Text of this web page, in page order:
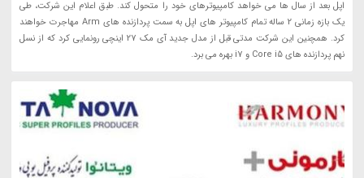
اپل بعد از سال ها می خواهد کامپیوترهای خود را متحول کند. طبق اعلام این شرکت، طی
یک بازه زمانی 2 ساله تمام کامپیوتر های اپل به سمت پردازنده های Arm مهاجرت خواهند
کرد. همچنین این شرکت مدتی قبل از مدل جدید آی مک 27 اینچی رونمایی کرد که از نسل
نهم پردازنده های Core i5 و i7 بهره می برد.